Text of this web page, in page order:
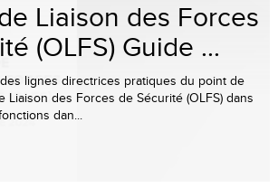
Liaison des Forces
(OLFS) Guide ...
lignes directrices pratiques du point de
des Forces de Sécurité (OLFS) dans
dan...